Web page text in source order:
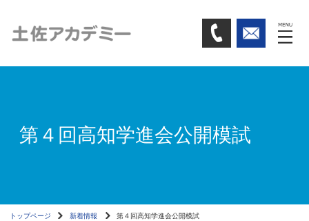
第４回高知学進会公開模試
トップページ 新着情報 第４回高知学進会公開模試